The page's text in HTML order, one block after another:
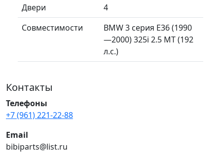
Двери
4
Совместимости
BMW 3 серия E36 (1990
—2000) 325i 2.5 MT (192
л.с.)
Контакты
Телефоны
+7 (961) 221-22-88
Email
bibiparts@list.ru